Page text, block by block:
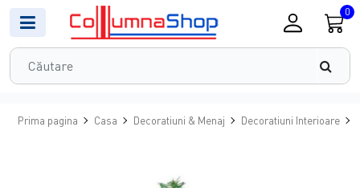
0
Prima pagina Casa Decoratiuni & Menaj Decoratiuni Interioare